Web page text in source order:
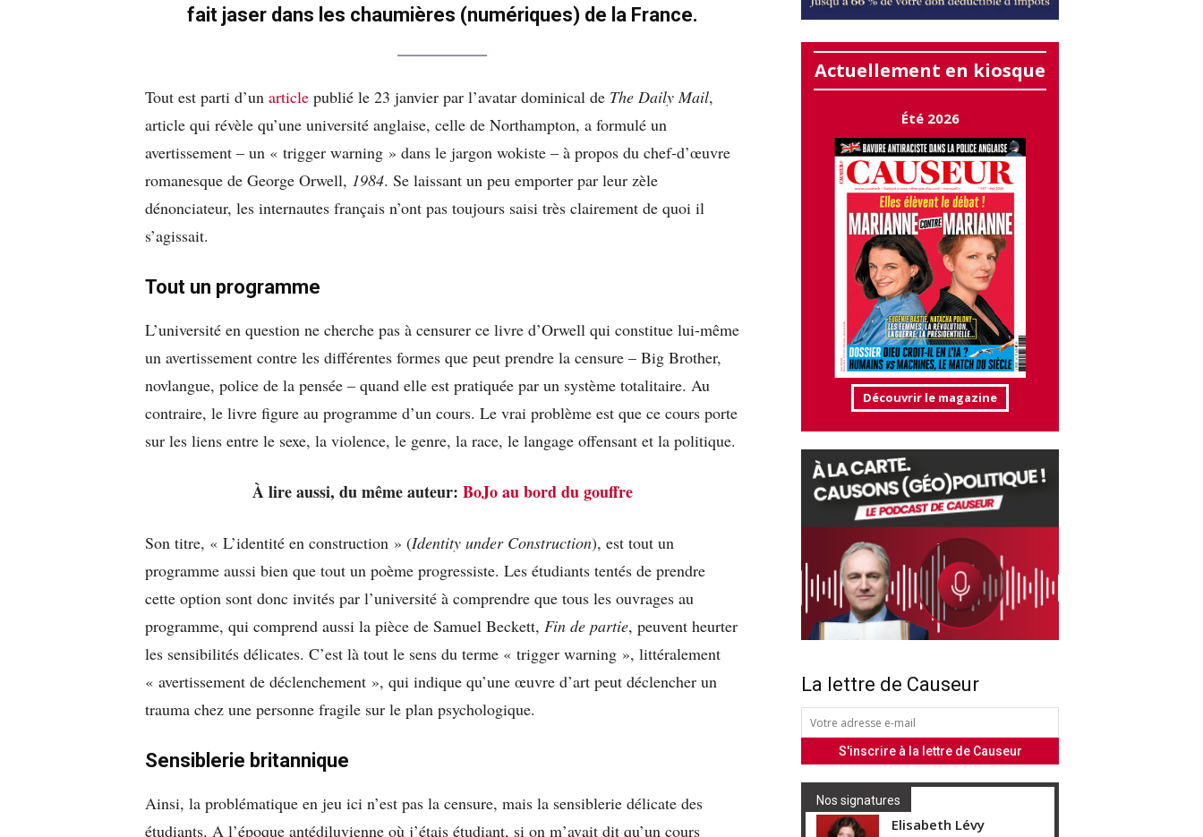
fait jaser dans les chaumières (numériques) de la France.
Tout est parti d’un article publié le 23 janvier par l’avatar dominical de The Daily Mail,
article qui révèle qu’une université anglaise, celle de Northampton, a formulé un
avertissement – un « trigger warning » dans le jargon wokiste – à propos du chef-d’œuvre
romanesque de George Orwell, 1984. Se laissant un peu emporter par leur zèle
dénonciateur, les internautes français n’ont pas toujours saisi très clairement de quoi il
s’agissait.
Tout un programme
L’université en question ne cherche pas à censurer ce livre d’Orwell qui constitue lui-même
un avertissement contre les différentes formes que peut prendre la censure – Big Brother,
novlangue, police de la pensée – quand elle est pratiquée par un système totalitaire. Au
contraire, le livre figure au programme d’un cours. Le vrai problème est que ce cours porte
sur les liens entre le sexe, la violence, le genre, la race, le langage offensant et la politique.
À lire aussi, du même auteur: BoJo au bord du gouffre
Son titre, « L’identité en construction » (Identity under Construction), est tout un
programme aussi bien que tout un poème progressiste. Les étudiants tentés de prendre
cette option sont donc invités par l’université à comprendre que tous les ouvrages au
programme, qui comprend aussi la pièce de Samuel Beckett, Fin de partie, peuvent heurter
les sensibilités délicates. C’est là tout le sens du terme « trigger warning », littéralement
« avertissement de déclenchement », qui indique qu’une œuvre d’art peut déclencher un
trauma chez une personne fragile sur le plan psychologique.
Sensiblerie britannique
Ainsi, la problématique en jeu ici n’est pas la censure, mais la sensiblerie délicate des
étudiants. A l’époque antédiluvienne où j’étais étudiant, si on m’avait dit qu’un cours
Actuellement en kiosque
Été 2026
Découvrir le magazine
La lettre de Causeur
Nos signatures
Elisabeth Lévy